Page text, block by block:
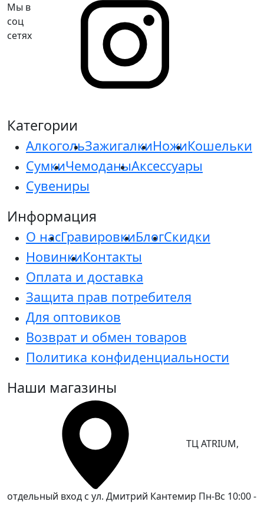
Мы в
соц
сетях
Категории
АлкогольЗажигалкиНожиКошельки
СумкиЧемоданыАксессуары
Сувениры
Информация
О насГравировкиБлогСкидки
НовинкиКонтакты
Оплата и доставка
Защита прав потребителя
Для оптовиков
Возврат и обмен товаров
Политика конфиденциальности
Наши магазины
ТЦ ATRIUM,
отдельный вход с ул. Дмитрий Кантемир Пн-Вс 10:00 -